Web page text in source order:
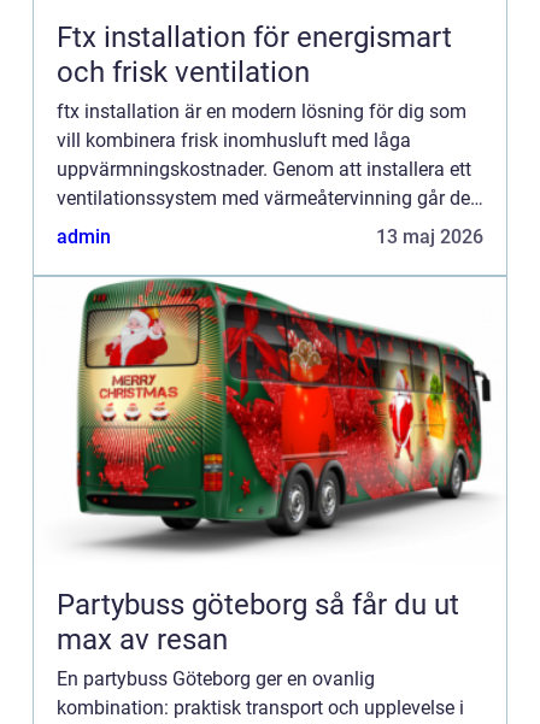
Ftx installation för energismart
och frisk ventilation
ftx installation är en modern lösning för dig som
vill kombinera frisk inomhusluft med låga
uppvärmningskostnader. Genom att installera ett
ventilationssystem med värmeåtervinning går det
att byta ut använd luft mot frisk uteluft samtidigt
admin 13 maj 2026
Partybuss göteborg så får du ut
max av resan
En partybuss Göteborg ger en ovanlig
kombination: praktisk transport och upplevelse i